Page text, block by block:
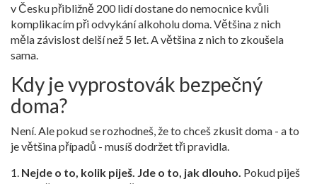
v Česku přibližně 200 lidí dostane do nemocnice kvůli
komplikacím při odvykání alkoholu doma. Většina z nich
měla závislost delší než 5 let. A většina z nich to zkoušela
sama.
Kdy je vyprostovák bezpečný
doma?
Není. Ale pokud se rozhodneš, že to chceš zkusit doma - a to
je většina případů - musíš dodržet tři pravidla.
Nejde o to, kolik piješ. Jde o to, jak dlouho. Pokud piješ